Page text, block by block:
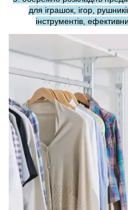
для іграшок, ігор,
інструментів,